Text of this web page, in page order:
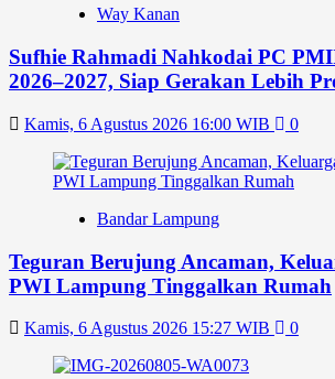
Way Kanan
Sufhie Rahmadi Nahkodai PC
2026–2027, Siap Gerakan Lebih
Kamis, 6 Agustus 2026 16:00 WIB 0
Bandar Lampung
Teguran Berujung Ancaman,
PWI Lampung Tinggalkan Rumah
Kamis, 6 Agustus 2026 15:27 WIB 0